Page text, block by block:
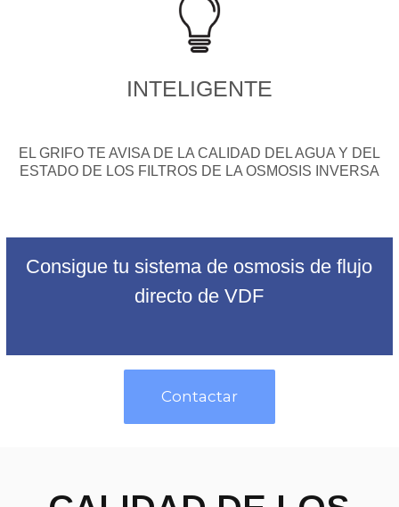
INTELIGENTE
EL GRIFO TE AVISA DE LA CALIDAD DEL AGUA Y DEL
ESTADO DE LOS FILTROS DE LA OSMOSIS INVERSA
Consigue tu sistema de osmosis de flujo
directo de VDF
Contactar